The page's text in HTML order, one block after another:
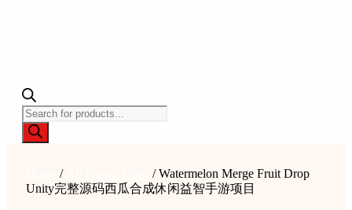
Products
search
/
/ Watermelon Merge Fruit Drop
Unity完整源码西瓜合成休闲益智手游项目